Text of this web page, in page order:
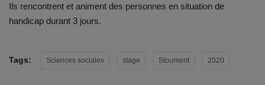
Ancien-ne-s du CES Saint-Vincent
Ils rencontrent et animent des personnes en situation de
handicap durant 3 jours.
Tags: Sciences sociales stage Stoument 2020